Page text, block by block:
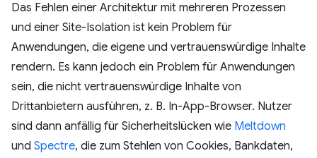
Das Fehlen einer Architektur mit mehreren Prozessen
und einer Site-Isolation ist kein Problem für
Anwendungen, die eigene und vertrauenswürdige Inhalte
rendern. Es kann jedoch ein Problem für Anwendungen
sein, die nicht vertrauenswürdige Inhalte von
Drittanbietern ausführen, z. B. In-App-Browser. Nutzer
sind dann anfällig für Sicherheitslücken wie Meltdown
und Spectre, die zum Stehlen von Cookies, Bankdaten,